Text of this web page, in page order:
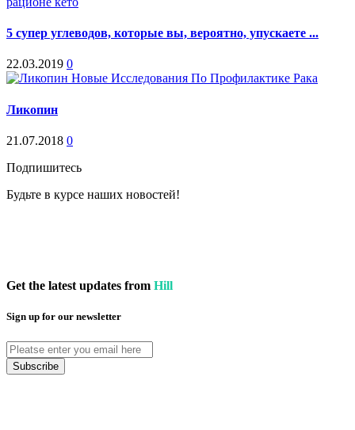
5 супер углеводов, которые вы, вероятно, упускаете ...
22.03.2019 0
Ликопин
21.07.2018 0
Подпишитесь
Будьте в курсе наших новостей!
Get the latest updates from Hill
Sign up for our newsletter